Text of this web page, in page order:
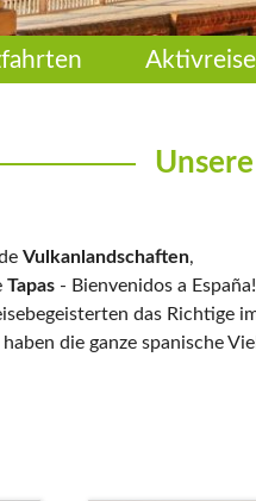
Vulkanlandschaften,
Tapas - Bienvenidos a
das Richtige
die ganze spanische